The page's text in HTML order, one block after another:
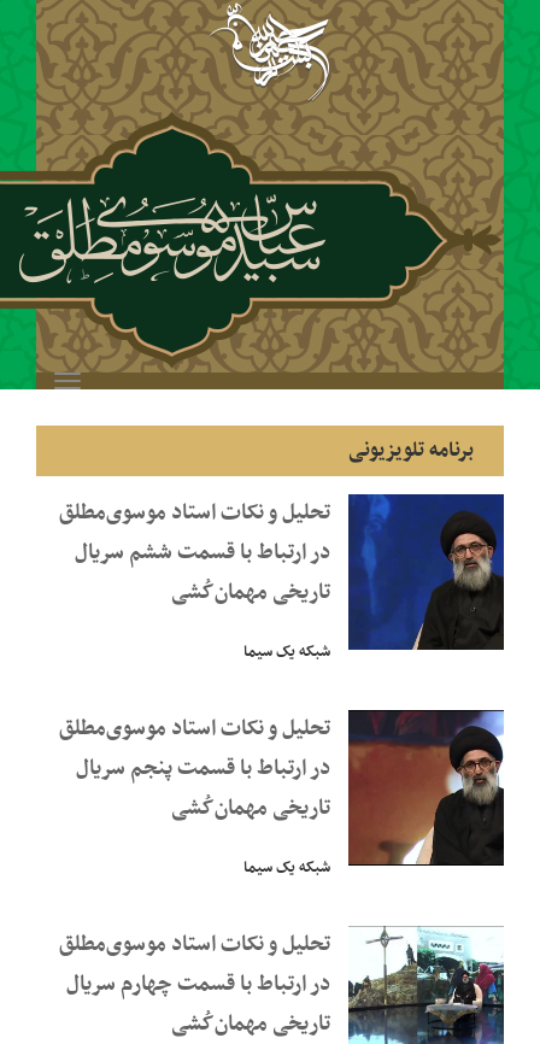
تحلیل و نکات استاد موسوی‌مطلق
در ارتباط با قسمت ششم سریال
تاریخی مهمان‌کُشی
شبکه یک سیما
تحلیل و نکات استاد موسوی‌مطلق
در ارتباط با قسمت پنجم‌ سریال
تاریخی مهمان‌کُشی
شبکه یک سیما
تحلیل و نکات استاد موسوی‌مطلق
در ارتباط با قسمت چهارم سریال
تاریخی مهمان‌کُشی